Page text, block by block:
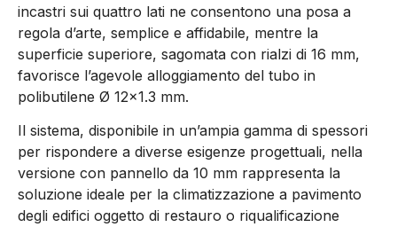
incastri sui quattro lati ne consentono una posa a
regola d’arte, semplice e affidabile, mentre la
superficie superiore, sagomata con rialzi di 16 mm,
favorisce l’agevole alloggiamento del tubo in
polibutilene Ø 12×1.3 mm.
Il sistema, disponibile in un’ampia gamma di spessori
per rispondere a diverse esigenze progettuali, nella
versione con pannello da 10 mm rappresenta la
soluzione ideale per la climatizzazione a pavimento
degli edifici oggetto di restauro o riqualificazione